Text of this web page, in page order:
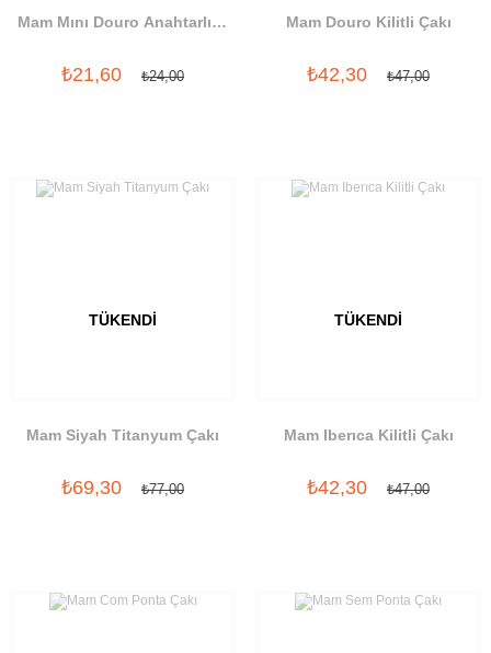
Mam Mını Douro Anahtarlıklı
₺21,60 ₺24,00
Mam Douro Kilitli Çakı
₺42,30 ₺47,00
TÜKENDI
Mam Siyah Titanyum Çakı
₺69,30 ₺77,00
TÜKENDI
Mam Iberıca Kilitli Çakı
₺42,30 ₺47,00